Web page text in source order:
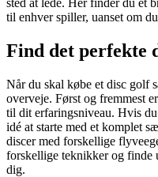
til enhver spiller, uanset om
Find det perfekte
Når du skal købe et disc golf
overveje. Først og fremmest
til dit erfaringsniveau. Hvis
idé at starte med et komplet
discer med forskellige
forskellige teknikker og finde
dig.